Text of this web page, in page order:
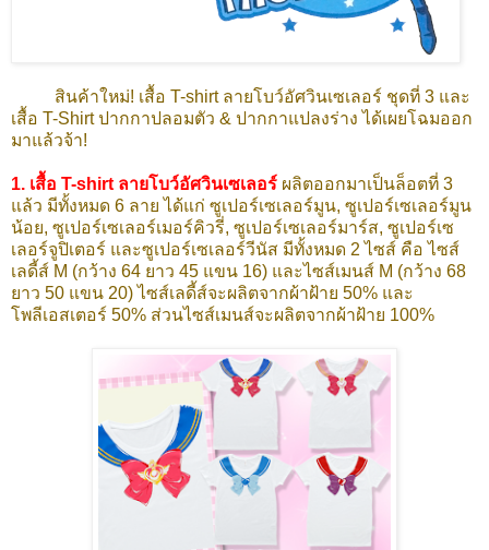
สินค้าใหม่! เสื้อ T-shirt ลายโบว์อัศวินเซเลอร์ ชุดที่ 3 และ
เสื้อ T-Shirt ปากกาปลอมตัว & ปากกาแปลงร่าง ได้เผยโฉมออก
มาแล้วจ้า!
1. เสื้อ T-shirt ลายโบว์อัศวินเซเลอร์ ผลิตออกมาเป็นล็อตที่ 3
แล้ว มีทั้งหมด 6 ลาย ได้แก่ ซูเปอร์เซเลอร์มูน, ซูเปอร์เซเลอร์มูน
น้อย, ซูเปอร์เซเลอร์เมอร์คิวรี่, ซูเปอร์เซเลอร์มาร์ส, ซูเปอร์เซ
เลอร์จูปิเตอร์ และซูเปอร์เซเลอร์วีนัส มีทั้งหมด 2 ไซส์ คือ ไซส์
เลดี้ส์ M (กว้าง 64 ยาว 45 แขน 16) และไซส์เมนส์ M (กว้าง 68
ยาว 50 แขน 20) ไซส์เลดี้ส์จะผลิตจากผ้าฝ้าย 50% และ
โพลีเอสเตอร์ 50% ส่วนไซส์เมนส์จะผลิตจากผ้าฝ้าย 100%